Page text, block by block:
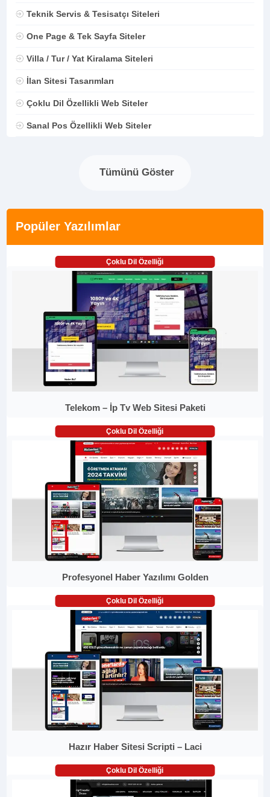
Teknik Servis & Tesisatçı Siteleri
One Page & Tek Sayfa Siteler
Villa / Tur / Yat Kiralama Siteleri
İlan Sitesi Tasarımları
Çoklu Dil Özellikli Web Siteler
Sanal Pos Özellikli Web Siteler
Tümünü Göster
Popüler Yazılımlar
Çoklu Dil Özelliği
Telekom – İp Tv Web Sitesi Paketi
Çoklu Dil Özelliği
Profesyonel Haber Yazılımı Golden
Çoklu Dil Özelliği
Hazır Haber Sitesi Scripti – Laci
Çoklu Dil Özelliği